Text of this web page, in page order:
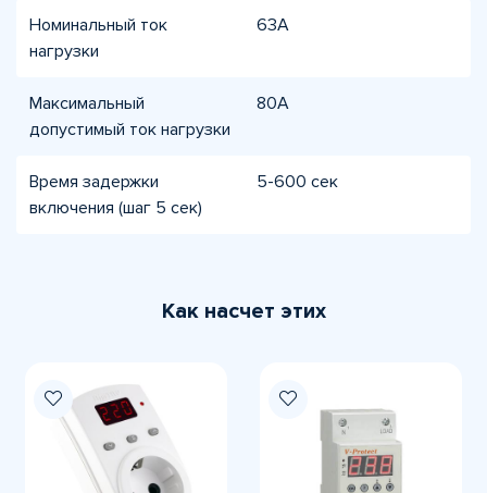
Номинальный ток
нагрузки
63А
Максимальный
допустимый ток нагрузки
80А
Время задержки
включения (шаг 5 сек)
5-600 сек
Как насчет этих